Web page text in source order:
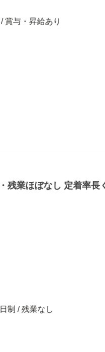
賞与・昇給あり
残業ほぼなし 定着率長
制 / 残業なし